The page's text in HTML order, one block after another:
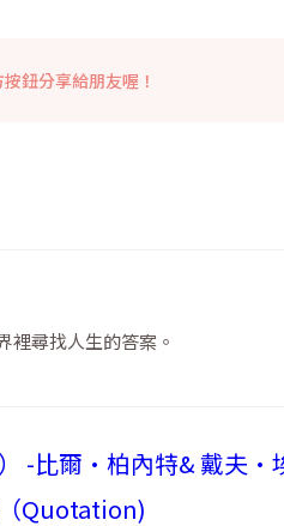
鈕分享給朋友喔！
裡尋找人生的答案。
-比爾•柏內特& 戴夫•
Quotation)